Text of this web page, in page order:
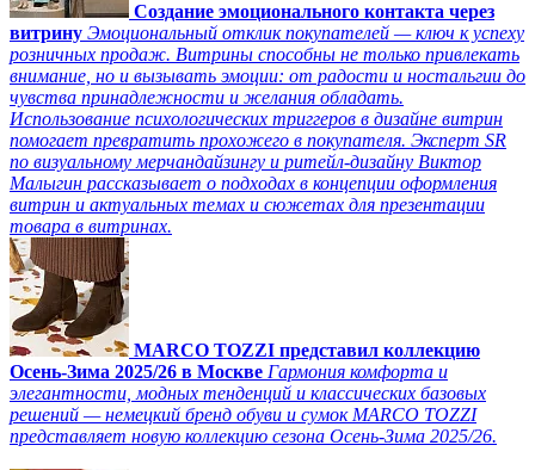
Создание эмоционального контакта через
витрину Эмоциональный отклик покупателей — ключ к успеху
розничных продаж. Витрины способны не только привлекать
внимание, но и вызывать эмоции: от радости и ностальгии до
чувства принадлежности и желания обладать.
Использование психологических триггеров в дизайне витрин
помогает превратить прохожего в покупателя. Эксперт SR
по визуальному мерчандайзингу и ритейл-дизайну Виктор
Малыгин рассказывает о подходах в концепции оформления
витрин и актуальных темах и сюжетах для презентации
товара в витринах.
MARCO TOZZI представил коллекцию
Осень-Зима 2025/26 в Москве Гармония комфорта и
элегантности, модных тенденций и классических базовых
решений — немецкий бренд обуви и сумок MARCO TOZZI
представляет новую коллекцию сезона Осень-Зима 2025/26.